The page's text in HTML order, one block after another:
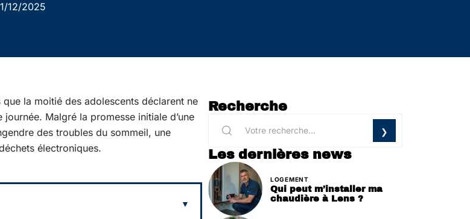
12/2025
la moitié des adolescents déclarent ne
Malgré la promesse initiale d’une
des troubles du sommeil, une
électroniques.
Recherche
Les dernières news
LOGEMENT
Qui peut m’installer ma
chaudière à Lens ?